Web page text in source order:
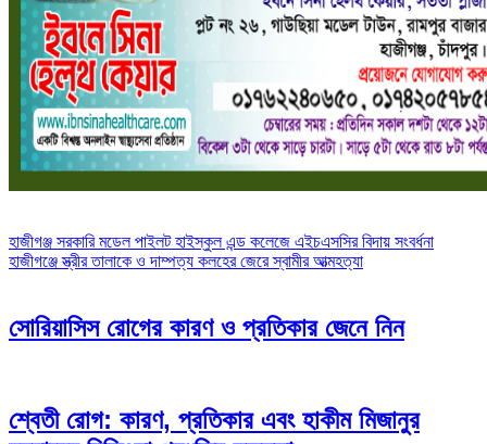
Post
navigation
হাজীগঞ্জ সরকারি মডেল পাইলট হাইস্কুল এন্ড কলেজে এইচএসসির বিদায় সংবর্ধনা
হাজীগঞ্জে স্ত্রীর তালাকে ও দাম্পত্য কলহের জেরে স্বামীর আত্মহত্যা
সোরিয়াসিস রোগের কারণ ও প্রতিকার জেনে নিন
শ্বেতী রোগ: কারণ, প্রতিকার এবং হাকীম মিজানুর